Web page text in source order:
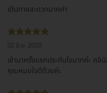
เดินทางสะดวกมากค่า
02 มิ.ย. 2020
เข้ามาครั้งแรกประทับใจมากค่ะ ค
คุณหมอใจดีด้วยค่ะ